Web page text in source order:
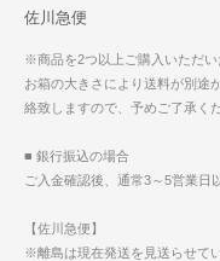
佐川急便
※商品を2つ以上ご購入いただい
お箱の大きさにより送料が別途
絡致しますので、予めご了承く
■ 銀行振込の場合
ご入金確認後、通常3～5営業日
【佐川急便】
※離島は現在発送を見送らせて